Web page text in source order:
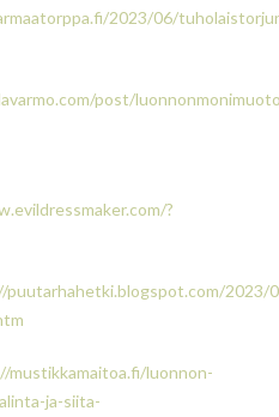
2023/06/
post/
?
2023/
mustikkamaitoa.fi/luonnon-
ja-siita-